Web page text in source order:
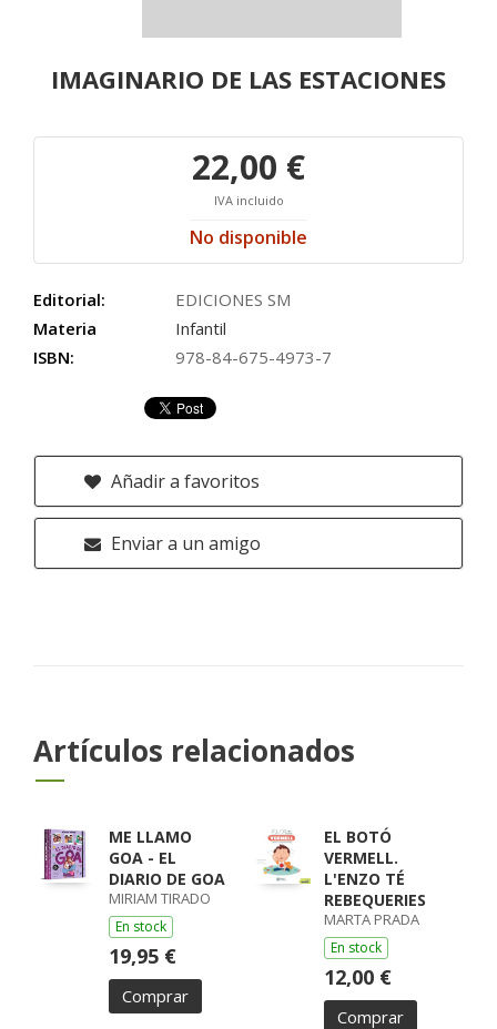
IMAGINARIO DE LAS ESTACIONES
22,00 €
IVA incluido
No disponible
Editorial:
EDICIONES SM
Materia
Infantil
ISBN:
978-84-675-4973-7
Añadir a favoritos
Enviar a un amigo
Artículos relacionados
ME LLAMO
GOA - EL
DIARIO DE GOA
MIRIAM TIRADO
En stock
19,95 €
Comprar
EL BOTÓ
VERMELL.
L'ENZO TÉ
REBEQUERIES
MARTA PRADA
En stock
12,00 €
Comprar